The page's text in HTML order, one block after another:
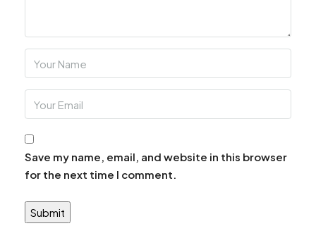
Save my name, email, and website in this browser
for the next time I comment.